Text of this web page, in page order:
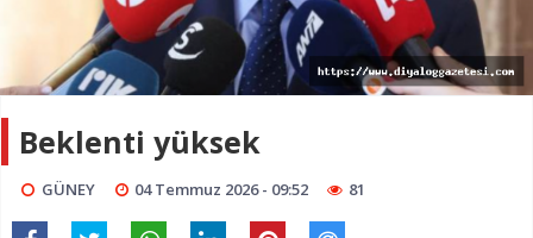
Beklenti yüksek
GÜNEY 04 Temmuz 2026 - 09:52 81